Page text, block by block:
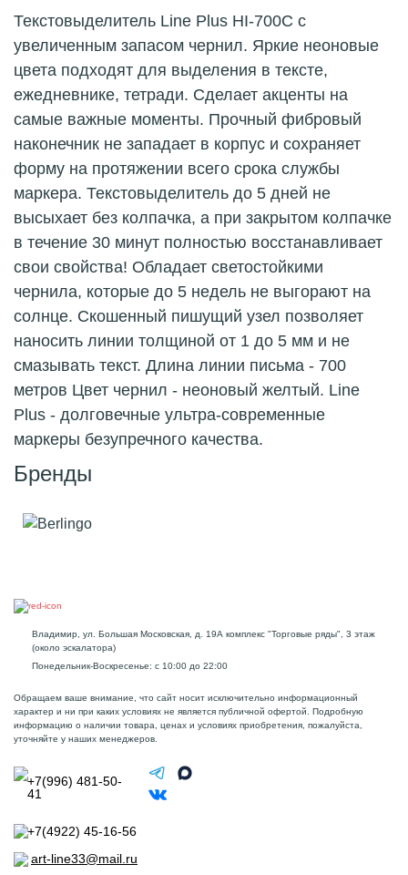
Текстовыделитель Line Plus HI-700C с
увеличенным запасом чернил. Яркие неоновые
цвета подходят для выделения в тексте,
ежедневнике, тетради. Сделает акценты на
самые важные моменты. Прочный фибровый
наконечник не западает в корпус и сохраняет
форму на протяжении всего срока службы
маркера. Текстовыделитель до 5 дней не
высыхает без колпачка, а при закрытом колпачке
в течение 30 минут полностью восстанавливает
свои свойства! Обладает светостойкими
чернила, которые до 5 недель не выгорают на
солнце. Скошенный пишущий узел позволяет
наносить линии толщиной от 1 до 5 мм и не
смазывать текст. Длина линии письма - 700
метров Цвет чернил - неоновый желтый. Line
Plus - долговечные ультра-современные
маркеры безупречного качества.
Бренды
Владимир, ул. Большая Московская, д. 19А комплекс "Торговые ряды", 3 этаж
(около эскалатора)
Понедельник-Воскресенье: с 10:00 до 22:00
Обращаем ваше внимание, что сайт носит исключительно информационный
характер и ни при каких условиях не является публичной офертой. Подробную
информацию о наличии товара, ценах и условиях приобретения, пожалуйста,
уточняйте у наших менеджеров.
+7(996) 481-50-
41
+7(4922) 45-16-56
art-line33@mail.ru